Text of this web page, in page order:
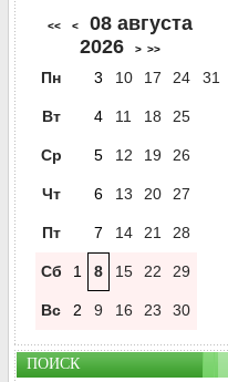
<< <
08 августа
2026
> >>
Пн 3 10 17 24 31
Вт 4 11 18 25
Ср 5 12 19 26
Чт 6 13 20 27
Пт 7 14 21 28
Сб 1 8 15 22 29
Вс 2 9 16 23 30
ПОИСК